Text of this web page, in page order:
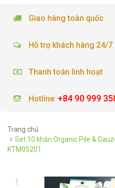
Giao hàng toàn quốc
Hỗ trợ khách hàng 24/7
Thanh toán linh hoạt
Hotline: +84 90 999
Trang chủ
Set 10 khăn Organic Pile &
KTM05201